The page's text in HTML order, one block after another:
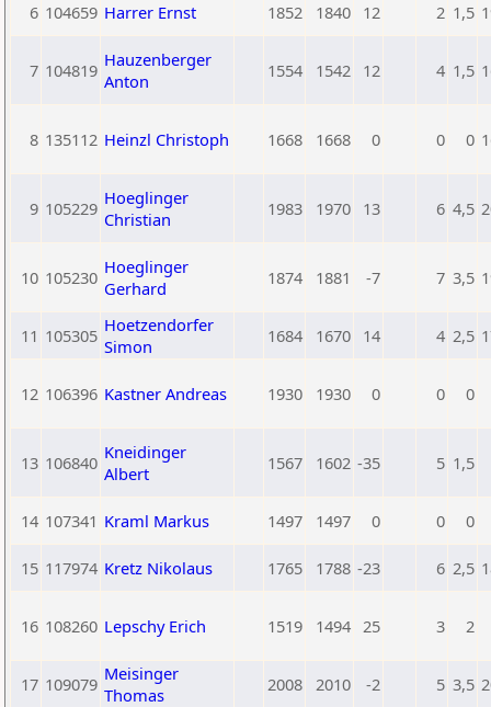
6 104659 Harrer Ernst 1852 1840 12 2 1,5
7 104819 Hauzenberger
Anton
1554 1542 12 4 1,5
8 135112 Heinzl Christoph 1668 1668 0 0 0
9 105229 Hoeglinger
Christian
1983 1970 13 6 4,5
10 105230 Hoeglinger
Gerhard
1874 1881 -7 7 3,5
11 105305 Hoetzendorfer
Simon
1684 1670 14 4 2,5
12 106396 Kastner Andreas 1930 1930 0 0 0
13 106840 Kneidinger
Albert
1567 1602 -35 5 1,5
14 107341 Kraml Markus 1497 1497 0 0 0
15 117974 Kretz Nikolaus 1765 1788 -23 6 2,5
16 108260 Lepschy Erich 1519 1494 25 3 2
17 109079 Meisinger
Thomas
2008 2010 -2 5 3,5